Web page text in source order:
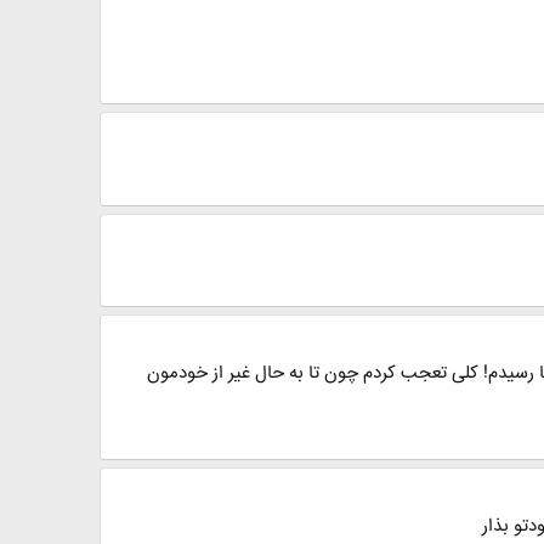
رسیدم! کلی تعجب کردم چون تا به حال غیر از خودمون
بذار